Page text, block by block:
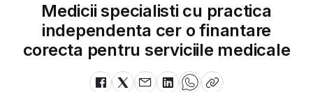
Medicii specialisti cu practica
independenta cer o finantare
corecta pentru serviciile medicale